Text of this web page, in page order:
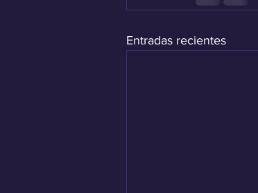
Entradas recientes